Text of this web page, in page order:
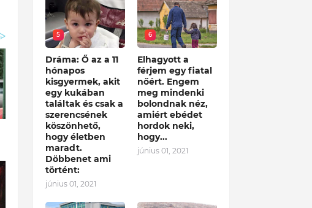
5
Dráma: Ő az a 11
hónapos
kisgyermek, akit
egy kukában
találtak és csak a
szerencsének
köszönhető,
hogy életben
maradt.
Döbbenet ami
történt:
június 01, 2021
6
Elhagyott a
férjem egy fiatal
nőért. Engem
meg mindenki
bolondnak néz,
amiért ebédet
hordok neki,
hogy...
június 01, 2021